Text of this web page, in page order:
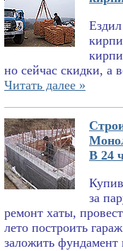
но сейчас скидки, а
Читать далее »
В 24
за
ремонт хаты,
лето построить
заложить фундамент